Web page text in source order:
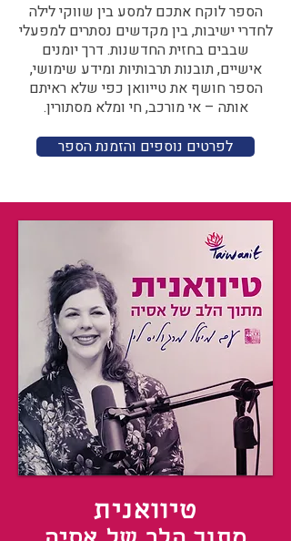
הספר לוקח אתכם למסע בין שווקי לילה
לחדרי ישיבות, בין מקדשים נסתרים למפעלי
שבבים בחזית החדשנות. דרך יומנים
אישיים, תובנות תרבותיות ומידע שימושי,
הספר חושף את טייוואן כפי שלא ראיתם
אותה – אי מורכב, חי ומלא מסתורין.
לפרטים נוספים והזמנת הספר
טיוואנית